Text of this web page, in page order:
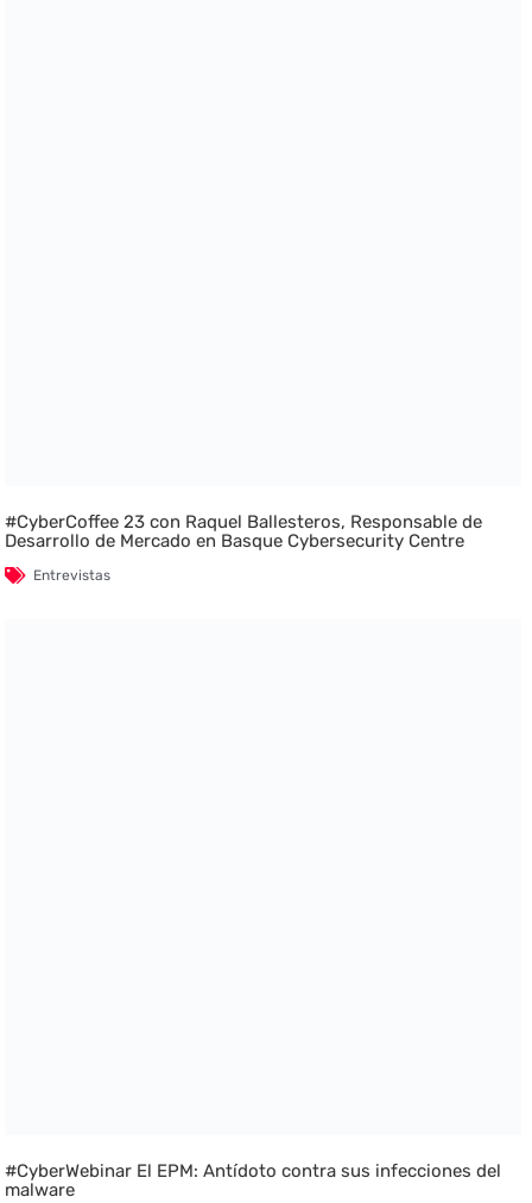
#CyberCoffee 23 con Raquel Ballesteros, Responsable de
Desarrollo de Mercado en Basque Cybersecurity Centre
Entrevistas
#CyberWebinar El EPM: Antídoto contra sus infecciones del
malware